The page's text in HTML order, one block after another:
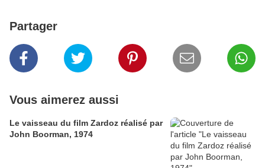
Partager
Vous aimerez aussi
Le vaisseau du film Zardoz réalisé par
John Boorman, 1974